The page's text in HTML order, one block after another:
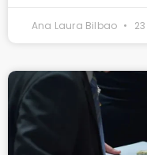
Ana Laura Bilbao